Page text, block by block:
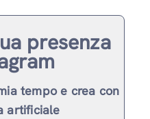
presenza
tempo e crea con
artificiale